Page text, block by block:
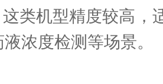
类机型精度较高，
浓度检测等场景。